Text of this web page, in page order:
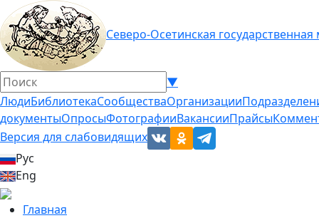
Северо-Осетинская
▼
ЛюдиБиблиотекаСообществаОрганизации
документыОпросыФотографииВакансииПрайсы
Версия для слабовидящих
Рус
Eng
Главная